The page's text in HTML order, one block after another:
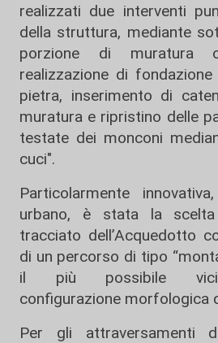
realizzati due interventi
della struttura, mediante
porzione di muratura
realizzazione di
pietra, inserimento di
muratura e ripristino delle
testate dei monconi
cuci".
Particolarmente
urbano, è stata la
tracciato dell’Acquedotto
di un percorso di tipo
il più possibile
configurazione morfologica
Per gli attraversamenti